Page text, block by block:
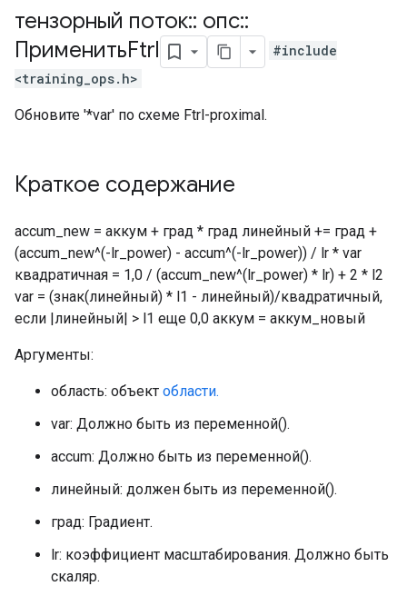
тензорный поток:: опс::
ПрименитьFtrl
#include
<training_ops.h>
Обновите '*var' по схеме Ftrl-proximal.
Краткое содержание
accum_new = аккум + град * град линейный += град +
(accum_new^(-lr_power) - accum^(-lr_power)) / lr * var
квадратичная = 1,0 / (accum_new^(lr_power) * lr) + 2 * l2
var = (знак(линейный) * l1 - линейный)/квадратичный,
если |линейный| > l1 еще 0,0 аккум = аккум_новый
Аргументы:
область: объект области.
var: Должно быть из переменной().
accum: Должно быть из переменной().
линейный: должен быть из переменной().
град: Градиент.
lr: коэффициент масштабирования. Должно быть
скаляр.